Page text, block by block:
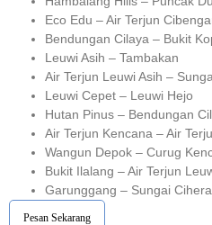
Eco Edu – Air Terjun
Bendungan Cilaya – Bukit
Leuwi Asih – Tambakan
Air Terjun Leuwi Asih –
Leuwi Cepet – Leuwi Hejo
Hutan Pinus – Bendungan
Air Terjun Kencana – Air
Wangun Depok – Curug
Bukit Ilalang – Air Terjun
Garunggang – Sungai
Pesan Sekarang